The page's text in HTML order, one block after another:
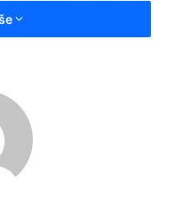
preostali iznos će se
sredstava